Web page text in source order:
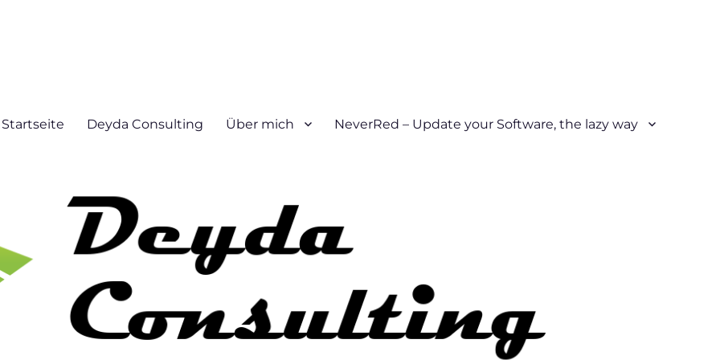
Startseite Deyda Consulting Über mich NeverRed – Update your Software, the lazy way